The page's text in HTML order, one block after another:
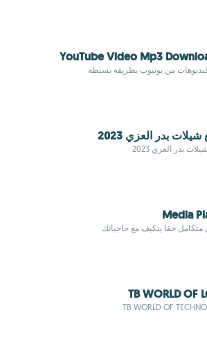
YouTube Video Mp3
من يوتيوب بطريقة بسيطة
بدر العزي 2023
بدر العزي 2023
Media
حقا يتكيف مع حاجياتك
TB WORLD OF
TB WORLD OF